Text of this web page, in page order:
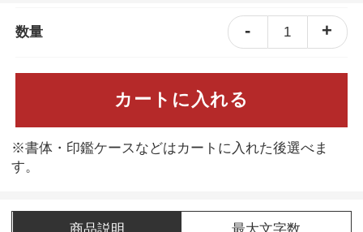
数量 - 1 +
カートに入れる
※書体・印鑑ケースなどはカートに入れた後選べま
す。